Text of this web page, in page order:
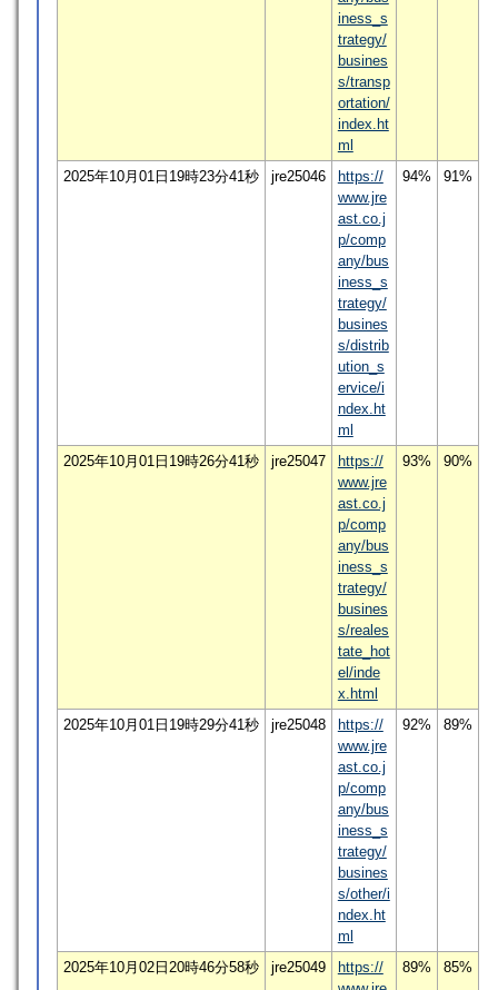
iness_s
trategy/
busines
s/transp
ortation/
index.ht
ml
2025年10月01日19時23分41秒 jre25046
https://
www.jre
ast.co.j
p/comp
any/bus
iness_s
trategy/
busines
s/distrib
ution_s
ervice/i
ndex.ht
ml
94% 91%
2025年10月01日19時26分41秒 jre25047
https://
www.jre
ast.co.j
p/comp
any/bus
iness_s
trategy/
busines
s/reales
tate_hot
el/inde
x.html
93% 90%
2025年10月01日19時29分41秒 jre25048
https://
www.jre
ast.co.j
p/comp
any/bus
iness_s
trategy/
busines
s/other/i
ndex.ht
ml
92% 89%
2025年10月02日20時46分58秒 jre25049
https://
89% 85%